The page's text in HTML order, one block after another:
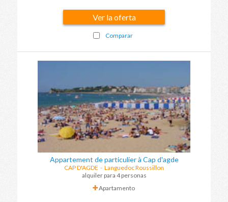
Ver la oferta
Comparar
Appartement de particulier à Cap d'agde
CAP D'AGDE - Languedoc Roussillon
alquiler para 4 personas
Apartamento